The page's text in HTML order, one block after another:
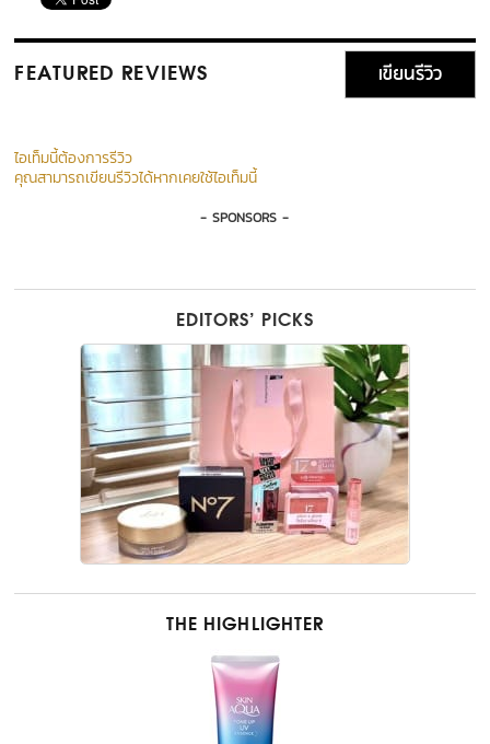
FEATURED REVIEWS เขียนรีวิว
ไอเท็มนี้ต้องการรีวิว
คุณสามารถเขียนรีวิวได้หากเคยใช้ไอเท็มนี้
- SPONSORS -
EDITORS’ PICKS
THE HIGHLIGHTER